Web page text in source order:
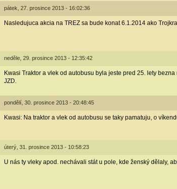
pátek, 27. prosince 2013 - 16:02:36
Nasledujuca akcia na TREZ sa bude konat 6.1.2014 ako
neděle, 29. prosince 2013 - 12:35:42
Kwasi Traktor a vlek od autobusu byla jeste pred 25. lety
JZD.
pondělí, 30. prosince 2013 - 20:48:45
Kwasi: Na traktor a vlek od autobusu se taky pamatuju, o
úterý, 31. prosince 2013 - 10:58:23
U nás ty vleky apod. nechávali stát u pole, kde ženský dělaly,